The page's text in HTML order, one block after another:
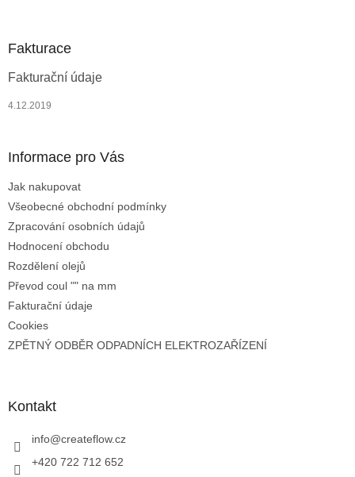
Fakturace
Fakturační údaje
4.12.2019
Informace pro Vás
Jak nakupovat
Všeobecné obchodní podmínky
Zpracování osobních údajů
Hodnocení obchodu
Rozdělení olejů
Převod coul "" na mm
Fakturační údaje
Cookies
ZPĚTNÝ ODBĚR ODPADNÍCH ELEKTROZAŘÍZENÍ
Kontakt
info@createflow.cz
+420 722 712 652